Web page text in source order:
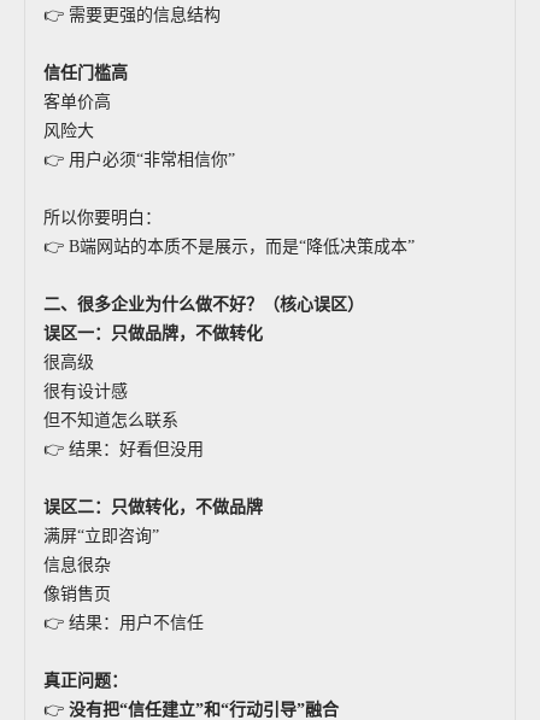
👉 需要更强的信息结构
信任门槛高
客单价高
风险大
👉 用户必须“非常相信你”
所以你要明白：
👉 B端网站的本质不是展示，而是“降低决策成本”
二、很多企业为什么做不好？（核心误区）
误区一：只做品牌，不做转化
很高级
很有设计感
但不知道怎么联系
👉 结果：好看但没用
误区二：只做转化，不做品牌
满屏“立即咨询”
信息很杂
像销售页
👉 结果：用户不信任
真正问题：
👉 没有把“信任建立”和“行动引导”融合